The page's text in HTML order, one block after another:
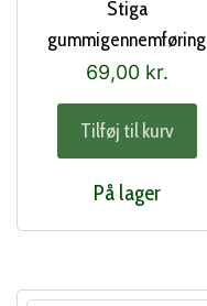
Stiga
gummigennemføring
(337260156/0)
69,00 kr.
Tilføj til kurv
På lager